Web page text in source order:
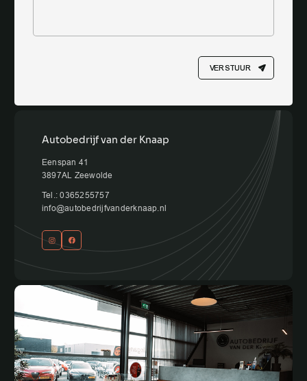
VERSTUUR
Autobedrijf van der Knaap
Eenspan 41
3897AL Zeewolde
Tel.: 0365255757
info@autobedrijfvanderknaap.nl